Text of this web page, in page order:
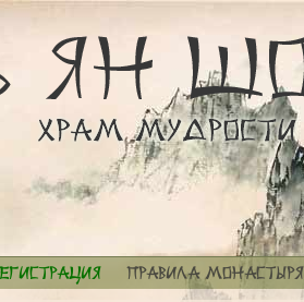
Правила монастыря